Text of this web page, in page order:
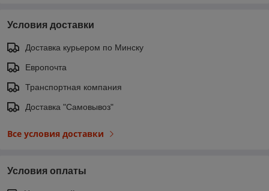
Условия доставки
Доставка курьером по Минску
Европочта
Транспортная компания
Доставка "Самовывоз"
Все условия доставки
Условия оплаты